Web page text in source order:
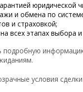
юридической
и обмена по
и страховкой;
всех этапах выбора и
подробную
условия